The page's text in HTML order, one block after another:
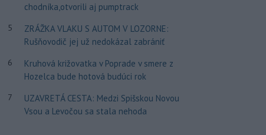
chodníka,otvorili aj pumptrack
5
ZRÁŽKA VLAKU S AUTOM V LOZORNE:
Rušňovodič jej už nedokázal zabrániť
6
Kruhová križovatka v Poprade v smere z
Hozelca bude hotová budúci rok
7
UZAVRETÁ CESTA: Medzi Spišskou Novou
Vsou a Levočou sa stala nehoda